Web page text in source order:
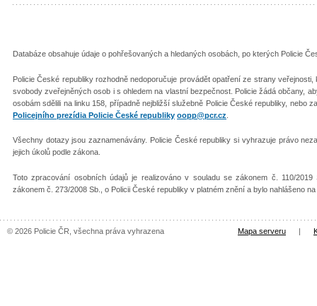
Databáze obsahuje údaje o pohřešovaných a hledaných osobách, po kterých Policie
Policie České republiky rozhodně nedoporučuje provádět opatření ze strany
svobody zveřejněných osob i s ohledem na vlastní bezpečnost. Policie žádá občany,
osobám sdělili na linku 158, případně nejbližší služebně Policie České republiky, nebo
Policejního prezídia Policie České republiky oopp@pcr.cz
Všechny dotazy jsou zaznamenávány. Policie České republiky si vyhrazuje právo
jejich úkolů podle zákona.
Toto zpracování osobních údajů je realizováno v souladu se zákonem č. 110/
zákonem č. 273/2008 Sb., o Policii České republiky v platném znění a bylo nahlášeno
© 2026 Policie ČR, všechna práva vyhrazena Mapa serveru |